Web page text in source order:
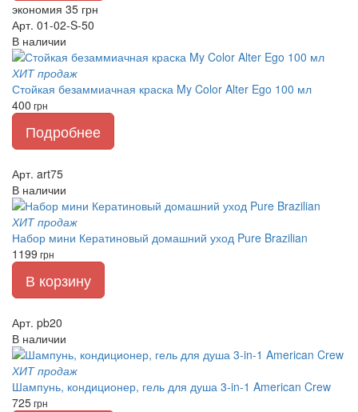
экономия 35 грн
Арт. 01-02-S-50
В наличии
ХИТ продаж
Стойкая безаммиачная краска My Color Alter Ego 100 мл
400 грн
Подробнее
Арт. art75
В наличии
ХИТ продаж
Набор мини Кератиновый домашний уход Pure Brazilian
1199 грн
В корзину
Арт. pb20
В наличии
ХИТ продаж
Шампунь, кондиционер, гель для душа 3-in-1 American Crew
725грн